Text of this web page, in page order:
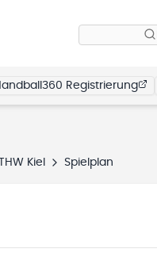
Registrierung
THW Kiel Spielplan